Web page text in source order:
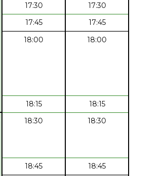
17:30
17:30
17:45
17:45
18:00 18:00
18:15
18:15
18:30 18:30
18:45
18:45